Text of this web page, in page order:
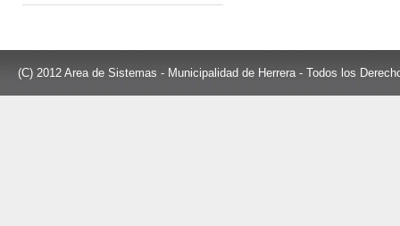
(C) 2012 Area de Sistemas - Municipalidad de Herrera - Todos los